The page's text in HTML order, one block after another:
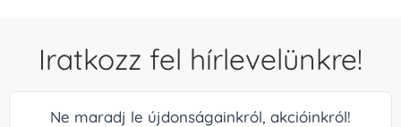
Iratkozz fel hírlevelünkre!
Ne maradj le újdonságainkról, akcióinkról!